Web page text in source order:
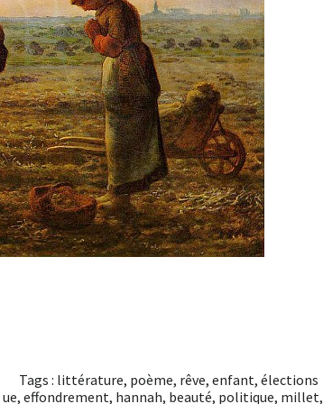
Tags : littérature, poème, rêve,enfant,élections
ue, effondrement, hannah, beauté, politique, millet,